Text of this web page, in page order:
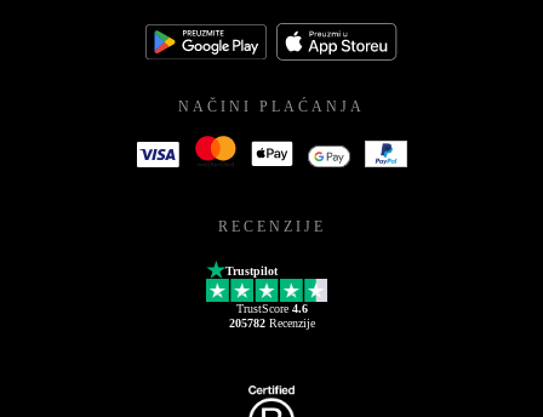
NAČINI PLAĆANJA
RECENZIJE
Trustpilot
TrustScore 4.6
205782Recenzije